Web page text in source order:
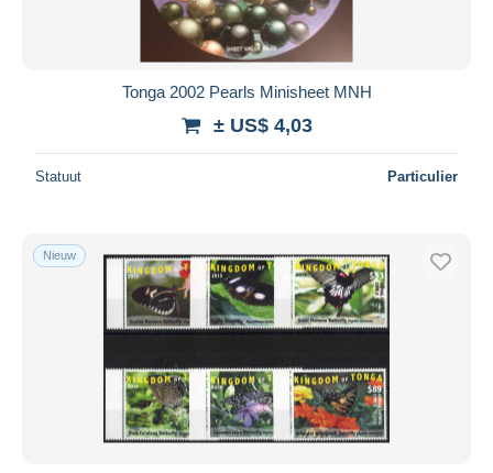
Tonga 2002 Pearls Minisheet MNH
± US$ 4,03
Statuut Particulier
Nieuw